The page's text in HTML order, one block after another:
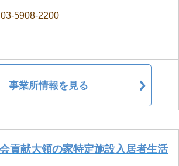
03-5908-2200
事業所情報を見る
貢献大領の家特定施設入居者生活